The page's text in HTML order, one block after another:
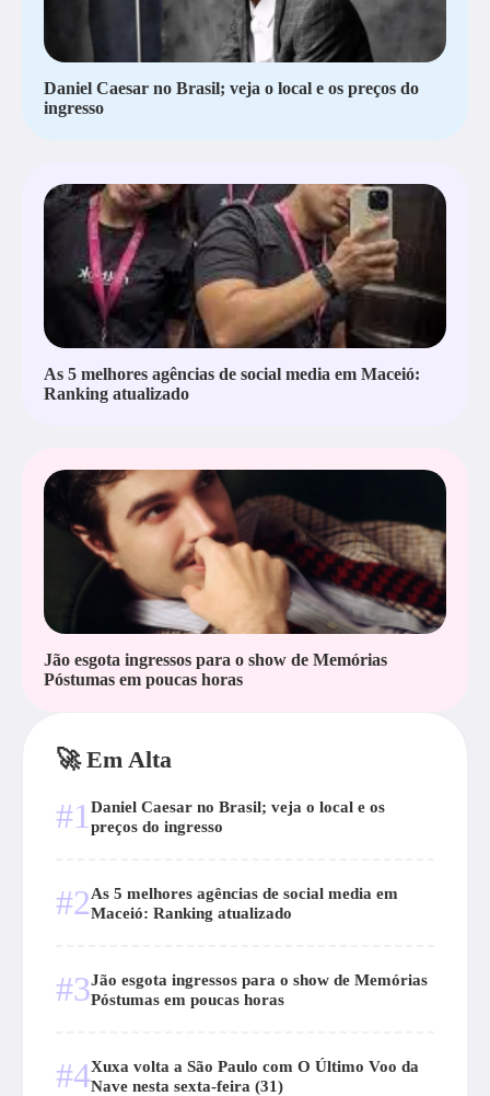
Daniel Caesar no Brasil; veja o local e os preços do
ingresso
As 5 melhores agências de social media em Maceió:
Ranking atualizado
Jão esgota ingressos para o show de Memórias
Póstumas em poucas horas
🚀 Em Alta
#1 Daniel Caesar no Brasil; veja o local e os
preços do ingresso
#2As 5 melhores agências de social media em
Maceió: Ranking atualizado
#3Jão esgota ingressos para o show de Memórias
Póstumas em poucas horas
#4Xuxa volta a São Paulo com O Último Voo da
Nave nesta sexta-feira (31)